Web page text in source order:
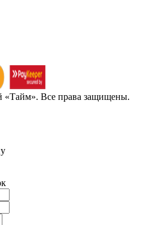
«Тайм». Все права защищены.